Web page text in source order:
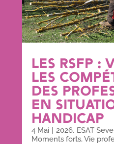
LES RSFP :
LES
DES
EN
HANDICAP
4 Mai 2026, ESAT Seve
Moments forts,Vie